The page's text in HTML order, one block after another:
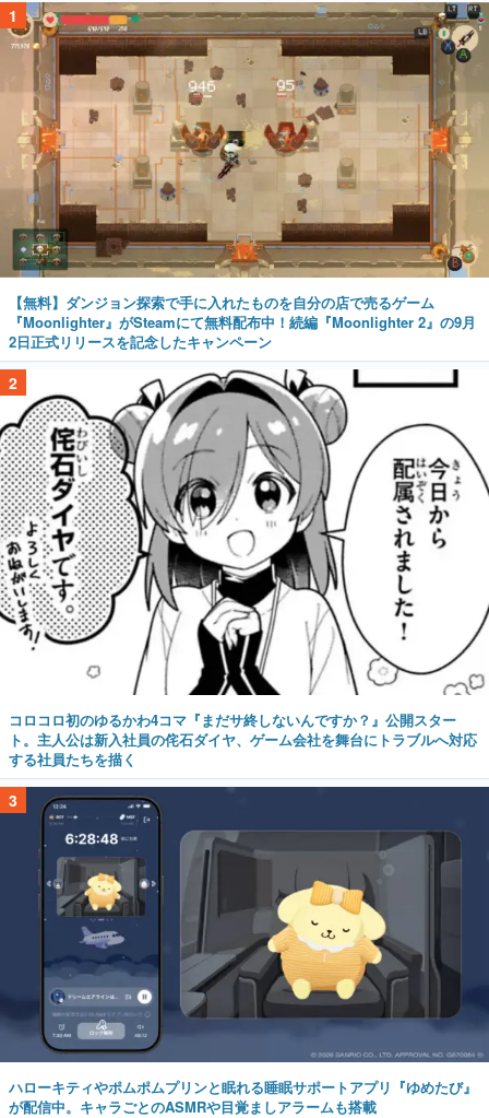
1
【無料】ダンジョン探索で手に入れたものを自分の店で売るゲーム
『Moonlighter』がSteamにて無料配布中！続編『Moonlighter 2』の9月
2日正式リリースを記念したキャンペーン
2
コロコロ初のゆるかわ4コマ『まだサ終しないんですか？』公開スター
ト。主人公は新入社員の侘石ダイヤ、ゲーム会社を舞台にトラブルへ対応
する社員たちを描く
3
ハローキティやポムポムプリンと眠れる睡眠サポートアプリ『ゆめたび』
が配信中。キャラごとのASMRや目覚ましアラームも搭載